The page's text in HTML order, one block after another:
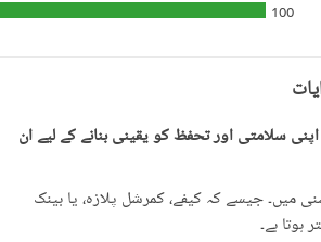
100
سلامتی اور تحفظ کو یقینی بنانے کے لیے ان
جیسے کہ کیفے، کمرشل پلازہ، یا بینک
ہوتا ہے۔